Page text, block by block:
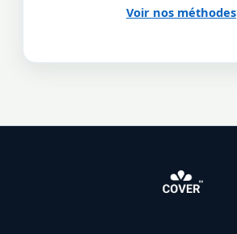
Voir nos méthodes